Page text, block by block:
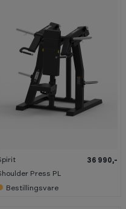
Press PL
36 990,-
Bestillingsvare